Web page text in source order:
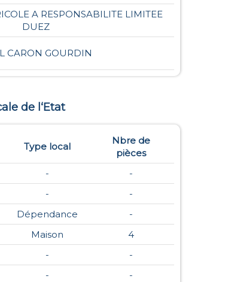
A RESPONSABILITE LIMITEE
DUEZ
CARON GOURDIN
de l‘Etat
Type local
Nbre de
pièces
-
-
-
-
Dépendance
-
Maison
4
-
-
-
-